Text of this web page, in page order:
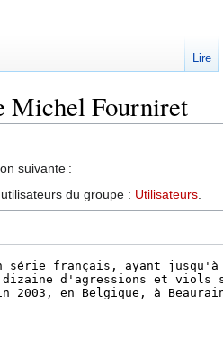
Michel Fourniret
suivante :
du groupe : Utilisateurs
Lire